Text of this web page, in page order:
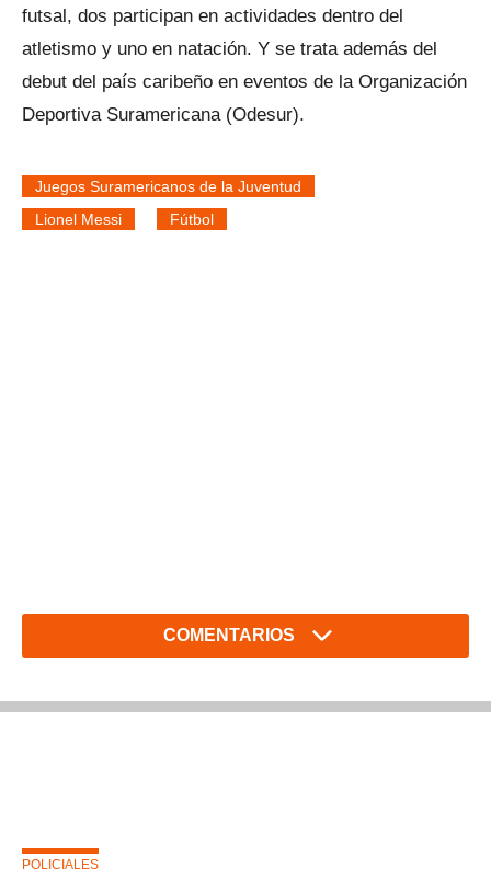
futsal, dos participan en actividades dentro del
atletismo y uno en natación. Y se trata además del
debut del país caribeño en eventos de la Organización
Deportiva Suramericana (Odesur).
Juegos Suramericanos de la Juventud
Lionel Messi
Fútbol
COMENTARIOS